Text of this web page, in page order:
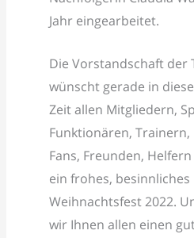
Jahr eingearbeitet.
Die Vorstandschaft der
wünscht gerade in
Zeit allen Mitgliedern,
Funktionären,
Fans, Freunden,
ein frohes,
Weihnachtsfest 2022.
wir Ihnen allen einen